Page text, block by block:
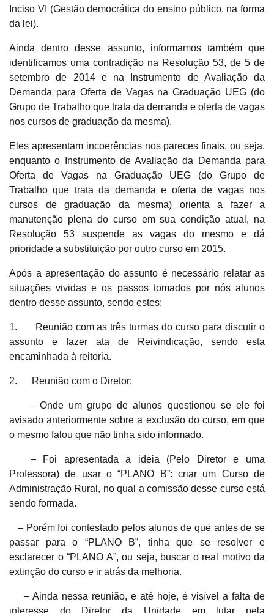
Inciso VI (Gestão democrática do ensino público, na forma
da lei).
Ainda dentro desse assunto, informamos também que
identificamos uma contradição na Resolução 53, de 5 de
setembro de 2014 e na Instrumento de Avaliação da
Demanda para Oferta de Vagas na Graduação UEG (do
Grupo de Trabalho que trata da demanda e oferta de vagas
nos cursos de graduação da mesma).
Eles apresentam incoerências nos pareces finais, ou seja,
enquanto o Instrumento de Avaliação da Demanda para
Oferta de Vagas na Graduação UEG (do Grupo de
Trabalho que trata da demanda e oferta de vagas nos
cursos de graduação da mesma) orienta a fazer a
manutenção plena do curso em sua condição atual, na
Resolução 53 suspende as vagas do mesmo e dá
prioridade a substituição por outro curso em 2015.
Após a apresentação do assunto é necessário relatar as
situações vividas e os passos tomados por nós alunos
dentro desse assunto, sendo estes:
1. Reunião com as três turmas do curso para discutir o
assunto e fazer ata de Reivindicação, sendo esta
encaminhada à reitoria.
2. Reunião com o Diretor:
– Onde um grupo de alunos questionou se ele foi
avisado anteriormente sobre a exclusão do curso, em que
o mesmo falou que não tinha sido informado.
– Foi apresentada a ideia (Pelo Diretor e uma
Professora) de usar o “PLANO B”: criar um Curso de
Administração Rural, no qual a comissão desse curso está
sendo formada.
– Porém foi contestado pelos alunos de que antes de se
passar para o “PLANO B”, tinha que se resolver e
esclarecer o “PLANO A”, ou seja, buscar o real motivo da
extinção do curso e ir atrás da melhoria.
– Ainda nessa reunião, e até hoje, é visível a falta de
interesse do Diretor da Unidade em lutar pela